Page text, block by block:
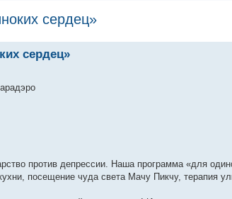
сердец»
сердец»
против депрессии. Наша программа «для
посещение чуда света Мачу Пикчу, терапия